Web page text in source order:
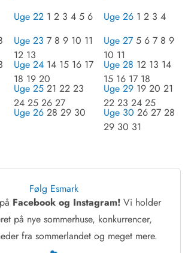
Uge 22 1 2 3 4 5 6
Uge 23 7 8 9 10 11
12 13
Uge 24 14 15 16 17
18 19 20
Uge 25 21 22 23
24 25 26 27
Uge 26 28 29 30
Uge 26 1 2 3 4
Uge 27 5 6 7 8 9
10 11
Uge 28 12 13 14
15 16 17 18
Uge 29 19 20 21
22 23 24 25
Uge 30 26 27 28
29 30 31
Følg Esmark
Facebook og Instagram!Vi holder
på nye sommerhuse, konkurrencer,
fra sommerlandet og meget mere.